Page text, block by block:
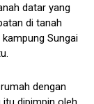
datar yang
di tanah
Sungai
dengan